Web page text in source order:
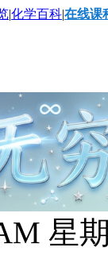
|化学百科|在线课
星